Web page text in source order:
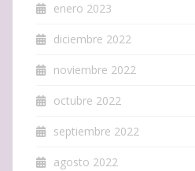
enero 2023
diciembre 2022
noviembre 2022
octubre 2022
septiembre 2022
agosto 2022